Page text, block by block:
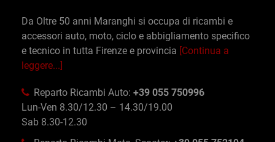
Da Oltre 50 anni Maranghi si occupa di ricambi e
accessori auto, moto, ciclo e abbigliamento specifico
e tecnico in tutta Firenze e provincia [Continua a
leggere...]
Reparto Ricambi Auto: +39 055 750996
Lun-Ven 8.30/12.30 – 14.30/19.00
Sab 8.30-12.30